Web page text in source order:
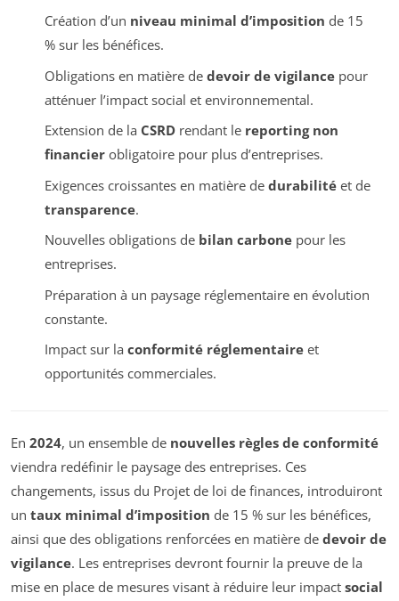
Création d’un niveau minimal d’imposition de 15
% sur les bénéfices.
Obligations en matière de devoir de vigilancepour
atténuer l’impact social et environnemental.
Extension de la CSRDrendant le reporting non
financierobligatoire pour plus d’entreprises.
Exigences croissantes en matière de durabilitéet de
transparence.
Nouvelles obligations de bilan carbonepour les
entreprises.
Préparation à un paysage réglementaire en évolution
constante.
Impact sur la conformité réglementaireet
opportunités commerciales.
En 2024, un ensemble de nouvelles règles de conformité
viendra redéfinir le paysage des entreprises. Ces
changements, issus du Projet de loi de finances, introduiront
un taux minimal d’imposition de 15 % sur les bénéfices,
ainsi que des obligations renforcées en matière de devoir de
vigilance. Les entreprises devront fournir la preuve de la
mise en place de mesures visant à réduire leur impact social